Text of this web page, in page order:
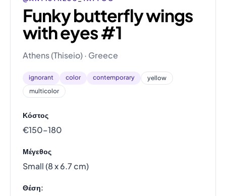
Funky butterfly wings
with eyes #1
Athens (Thiseio) · Greece
ignorant color contemporary
yellow
multicolor
Κόστος
€150–180
Μέγεθος
Small (8 x 6.7 cm)
Θέση: